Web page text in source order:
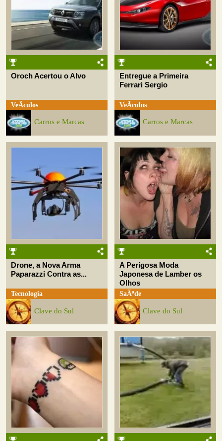
Oroch Acertou o Alvo
VeÃ­culos
Carros e Marcas
Entregue a Primeira
Ferrari Sergio
VeÃ­culos
Carros e Marcas
Drone, a Nova Arma
Paparazzi Contra as...
Tecnologia
Clave do Sul
A Perigosa Moda
Japonesa de Lamber os
Olhos
SaÃºde
Clave do Sul